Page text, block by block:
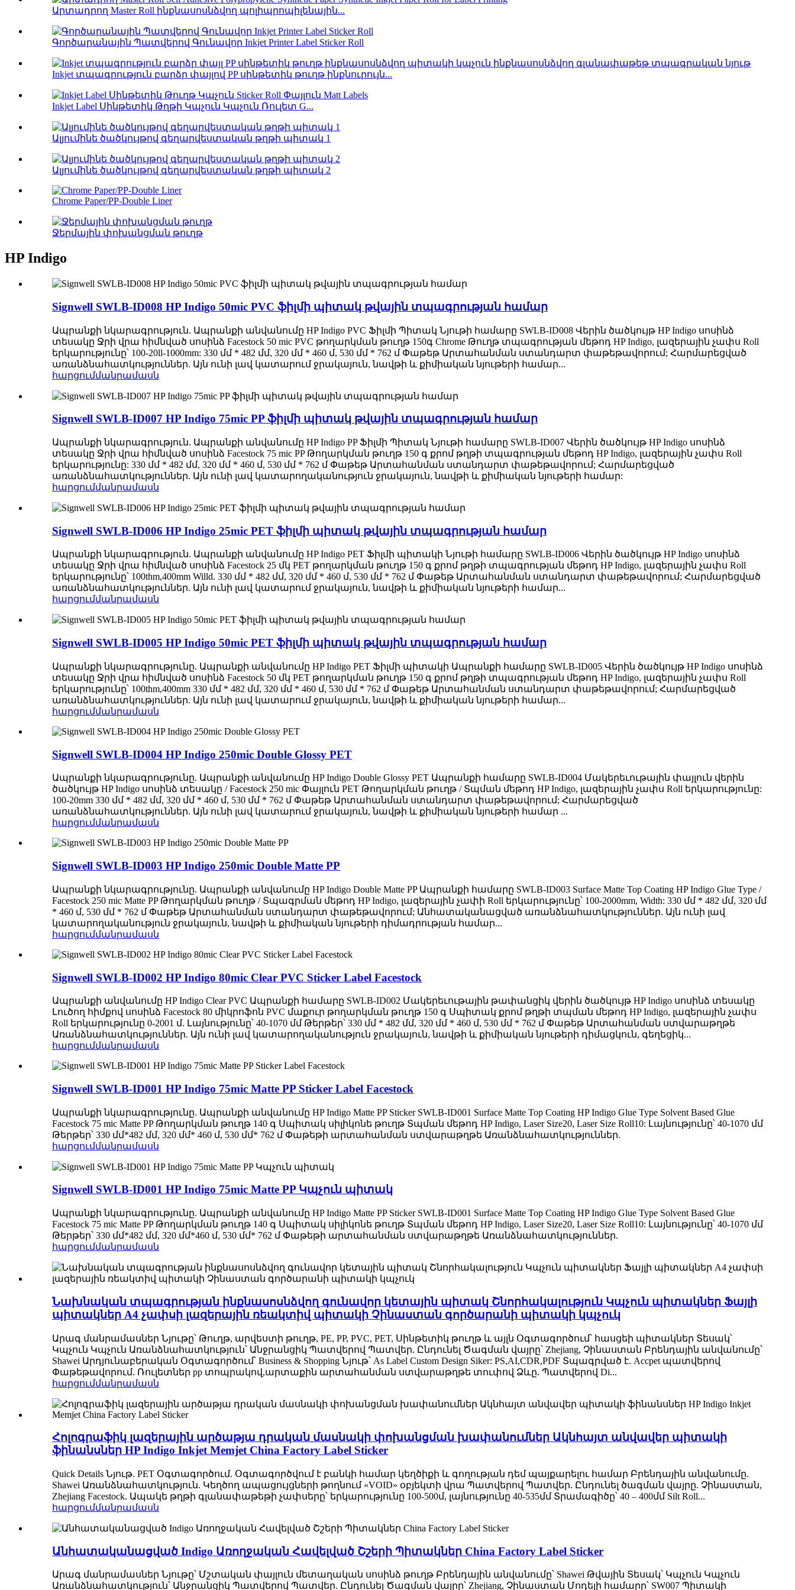
Արտադրող Master Roll ինքնասոսնձվող պոլիպրոպիլենային...
Գործարանային Պատվերով Գունավոր Inkjet Printer Label Sticker Roll
Inkjet տպագրություն բարձր փայլով PP սինթետիկ թուղթ ինքնուրույն...
Inkjet Label Սինթետիկ Թղթի Կպչուն Կպչուն Ռուլետ G...
Ալյումինե ծածկույթով գեղարվեստական ​​թղթի պիտակ 1
Ալյումինե ծածկույթով գեղարվեստական ​​թղթի պիտակ 2
Chrome Paper/PP-Double Liner
Ջերմային փոխանցման թուղթ
HP Indigo
Signwell SWLB-ID008 HP Indigo 50mic PVC ֆիլմի պիտակ թվային տպագրության համար
Ապրանքի նկարագրություն. Ապրանքի անվանումը HP Indigo PVC Ֆիլմի Պիտակ Նյութի համարը SWLB-ID008 Վերին ծածկույթ HP Indigo սոսինձ
տեսակը Ջրի վրա հիմնված սոսինձ Facestock 50 mic PVC թողարկման թուղթ 150գ Chrome Թուղթ տպագրության մեթոդ HP Indigo, լազերային չափս Roll
երկարությունը՝ 100-20ll-1000mm: 330 մմ * 482 մմ, 320 մմ * 460 մ, 530 մմ * 762 մ Փաթեթ Արտահանման ստանդարտ փաթեթավորում; Հարմարեցված
առանձնահատկություններ. Այն ունի լավ կատարում ջրակայուն, նավթի և քիմիական նյութերի համար...
հարցումմանրամասն
Signwell SWLB-ID007 HP Indigo 75mic PP ֆիլմի պիտակ թվային տպագրության համար
Ապրանքի նկարագրություն. Ապրանքի անվանումը HP Indigo PP Ֆիլմի Պիտակ Նյութի համարը SWLB-ID007 Վերին ծածկույթ HP Indigo սոսինձ
տեսակը Ջրի վրա հիմնված սոսինձ Facestock 75 mic PP Թողարկման թուղթ 150 գ քրոմ թղթի տպագրության մեթոդ HP Indigo, լազերային չափս Roll
երկարությունը: 330 մմ * 482 մմ, 320 մմ * 460 մ, 530 մմ * 762 մ Փաթեթ Արտահանման ստանդարտ փաթեթավորում; Հարմարեցված
առանձնահատկություններ. Այն ունի լավ կատարողականություն ջրակայուն, նավթի և քիմիական նյութերի համար:
հարցումմանրամասն
Signwell SWLB-ID006 HP Indigo 25mic PET ֆիլմի պիտակ թվային տպագրության համար
Ապրանքի նկարագրություն. Ապրանքի անվանումը HP Indigo PET Ֆիլմի պիտակի Նյութի համարը SWLB-ID006 Վերին ծածկույթ HP Indigo սոսինձ
տեսակը Ջրի վրա հիմնված սոսինձ Facestock 25 մկ PET թողարկման թուղթ 150 գ քրոմ թղթի տպագրության մեթոդ HP Indigo, լազերային չափս Roll
երկարությունը՝ 100thm,400mm Willd. 330 մմ * 482 մմ, 320 մմ * 460 մ, 530 մմ * 762 մ Փաթեթ Արտահանման ստանդարտ փաթեթավորում; Հարմարեցված
առանձնահատկություններ. Այն ունի լավ կատարում ջրակայուն, նավթի և քիմիական նյութերի համար...
հարցումմանրամասն
Signwell SWLB-ID005 HP Indigo 50mic PET ֆիլմի պիտակ թվային տպագրության համար
Ապրանքի նկարագրությունը. Ապրանքի անվանումը HP Indigo PET Ֆիլմի պիտակի Ապրանքի համարը SWLB-ID005 Վերին ծածկույթ HP Indigo սոսինձ
տեսակը Ջրի վրա հիմնված սոսինձ Facestock 50 մկ PET թողարկման թուղթ 150 գ քրոմ թղթի տպագրության մեթոդ HP Indigo, լազերային չափս Roll
երկարությունը՝ 100thm,400mm 330 մմ * 482 մմ, 320 մմ * 460 մ, 530 մմ * 762 մ Փաթեթ Արտահանման ստանդարտ փաթեթավորում; Հարմարեցված
առանձնահատկություններ. Այն ունի լավ կատարում ջրակայուն, նավթի և քիմիական նյութերի համար...
հարցումմանրամասն
Signwell SWLB-ID004 HP Indigo 250mic Double Glossy PET
Ապրանքի նկարագրությունը. Ապրանքի անվանումը HP Indigo Double Glossy PET Ապրանքի համարը SWLB-ID004 Մակերեւութային փայլուն վերին
ծածկույթ HP Indigo սոսինձ տեսակը / Facestock 250 mic Փայլուն PET Թողարկման թուղթ / Տպման մեթոդ HP Indigo, լազերային չափս Roll երկարությունը:
100-20mm 330 մմ * 482 մմ, 320 մմ * 460 մ, 530 մմ * 762 մ Փաթեթ Արտահանման ստանդարտ փաթեթավորում; Հարմարեցված
առանձնահատկություններ. Այն ունի լավ կատարում ջրակայուն, նավթի և քիմիական նյութերի համար ...
հարցումմանրամասն
Signwell SWLB-ID003 HP Indigo 250mic Double Matte PP
Ապրանքի նկարագրությունը. Ապրանքի անվանումը HP Indigo Double Matte PP Ապրանքի համարը SWLB-ID003 Surface Matte Top Coating HP Indigo Glue Type /
Facestock 250 mic Matte PP Թողարկման թուղթ / Տպագրման մեթոդ HP Indigo, լազերային չափի Roll երկարությունը՝ 100-2000mm, Width: 330 մմ * 482 մմ, 320 մմ
* 460 մ, 530 մմ * 762 մ Փաթեթ Արտահանման ստանդարտ փաթեթավորում; Անհատականացված առանձնահատկություններ. Այն ունի լավ
կատարողականություն ջրակայուն, նավթի և քիմիական նյութերի դիմադրության համար...
հարցումմանրամասն
Signwell SWLB-ID002 HP Indigo 80mic Clear PVC Sticker Label Facestock
Ապրանքի անվանումը HP Indigo Clear PVC Ապրանքի համարը SWLB-ID002 Մակերեւութային թափանցիկ վերին ծածկույթ HP Indigo սոսինձ տեսակը
Լուծող հիմքով սոսինձ Facestock 80 միկրոֆոն PVC մաքուր թողարկման թուղթ 150 գ Սպիտակ քրոմ թղթի տպման մեթոդ HP Indigo, լազերային չափս
Roll երկարությունը 0-2001 մ. Լայնությունը՝ 40-1070 մմ Թերթեր՝ 330 մմ * 482 մմ, 320 մմ * 460 մ, 530 մմ * 762 մ Փաթեթ Արտահանման ստվարաթղթե
Առանձնահատկություններ. Այն ունի լավ կատարողականություն ջրակայուն, նավթի և քիմիական նյութերի դիմացկուն, գեղեցիկ...
հարցումմանրամասն
Signwell SWLB-ID001 HP Indigo 75mic Matte PP Sticker Label Facestock
Ապրանքի նկարագրությունը. Ապրանքի անվանումը HP Indigo Matte PP Sticker SWLB-ID001 Surface Matte Top Coating HP Indigo Glue Type Solvent Based Glue
Facestock 75 mic Matte PP Թողարկման թուղթ 140 գ Սպիտակ սիլիկոնե թուղթ Տպման մեթոդ HP Indigo, Laser Size20, Laser Size Roll10: Լայնությունը՝ 40-1070 մմ
Թերթեր՝ 330 մմ*482 մմ, 320 մմ* 460 մ, 530 մմ* 762 մ Փաթեթի արտահանման ստվարաթղթե Առանձնահատկություններ.
հարցումմանրամասն
Signwell SWLB-ID001 HP Indigo 75mic Matte PP Կպչուն պիտակ
Ապրանքի նկարագրությունը. Ապրանքի անվանումը HP Indigo Matte PP Sticker SWLB-ID001 Surface Matte Top Coating HP Indigo Glue Type Solvent Based Glue
Facestock 75 mic Matte PP Թողարկման թուղթ 140 գ Սպիտակ սիլիկոնե թուղթ Տպման մեթոդ HP Indigo, Laser Size20, Laser Size Roll10: Լայնությունը՝ 40-1070 մմ
Թերթեր՝ 330 մմ*482 մմ, 320 մմ*460 մ, 530 մմ* 762 մ Փաթեթի արտահանման ստվարաթղթե Առանձնահատկություններ.
հարցումմանրամասն
Նախնական տպագրության ինքնասոսնձվող գունավոր կետային պիտակ Շնորհակալություն Կպչուն պիտակներ Ֆայլի
պիտակներ A4 չափսի լազերային ռեակտիվ պիտակի Չինաստան գործարանի պիտակի կպչուկ
Արագ մանրամասներ Նյութը՝ Թուղթ, արվեստի թուղթ, PE, PP, PVC, PET, Սինթետիկ թուղթ և այլն Օգտագործում՝ հասցեի պիտակներ Տեսակ՝
Կպչուն Կպչուն Առանձնահատկություն՝ Անջրանցիկ Պատվերով Պատվեր. Ընդունել Ծագման վայրը՝ Zhejiang, Չինաստան Բրենդային անվանումը՝
Shawei Արդյունաբերական Օգտագործում՝ Business & Shopping Նյութ՝ As Label Custom Design Siker: PS,AI,CDR,PDF Տպագրված է. Accpet պատվերով
Փաթեթավորում. Ռուլետներ pp տոպրակով,արտաքին արտահանման ստվարաթղթե տուփով Ձևը. Պատվերով Di...
հարցումմանրամասն
Հոլոգրաֆիկ լազերային արծաթյա դրական մասնակի փոխանցման խափանումներ Ակնհայտ անվավեր պիտակի
ֆինանսներ HP Indigo Inkjet Memjet China Factory Label Sticker
Quick Details Նյութ. PET Օգտագործում. Օգտագործվում է բանկի համար կեղծիքի և գողության դեմ պայքարելու համար Բրենդային անվանումը.
Shawei Առանձնահատկություն. Կեղծող ապացույցների թողնում «VOID» օբյեկտի վրա Պատվերով Պատվեր. Ընդունել ծագման վայրը. Չինաստան,
Zhejiang Facestock. Ապակե թղթի գլանափաթեթի չափսերը՝ երկարությունը 100-500մ, լայնությունը 40-535մմ Տրամագիծը՝ 40 – 400մմ Silt Roll...
հարցումմանրամասն
Անհատականացված Indigo Առողջական Հավելված Շշերի Պիտակներ China Factory Label Sticker
Արագ մանրամասներ Նյութը՝ Մշտական ​​փայլուն մետաղական սոսինձ թուղթ Բրենդային անվանումը՝ Shawei Թվային Տեսակ՝ Կպչուն Կպչուն
Առանձնահատկություն՝ Անջրանցիկ Պատվերով Պատվեր. Ընդունել Ծագման վայրը՝ Zhejiang, Չինաստան Մոդելի համարը՝ SW007 Պիտակի